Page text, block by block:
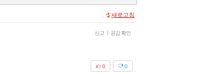
새로고침
신고 | 공감 확인
0
0